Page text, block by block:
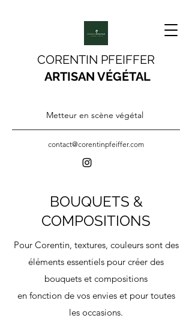
CORENTIN PFEIFFER
ARTISAN VÉGÉTAL
Metteur en scène végétal
contact@corentinpfeiffer.com
BOUQUETS &
COMPOSITIONS
Pour Corentin, textures, couleurs sont des
éléments essentiels pour créer des
bouquets et compositions
en fonction de vos envies et pour toutes
les occasions.